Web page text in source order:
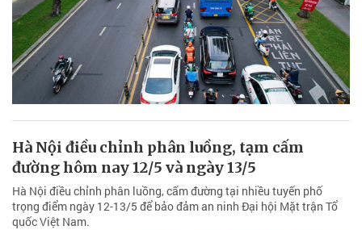
Hà Nội điều chỉnh phân luồng, tạm cấm
đường hôm nay 12/5 và ngày 13/5
Hà Nội điều chỉnh phân luồng, cấm đường tại nhiều tuyến phố
trọng điểm ngày 12-13/5 để bảo đảm an ninh Đại hội Mặt trận Tổ
quốc Việt Nam.